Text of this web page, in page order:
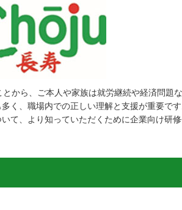
から、ご本人や家族は就労継続や経済問題
く、職場内での正しい理解と支援が重要です
て、より知っていただくために企業向け研